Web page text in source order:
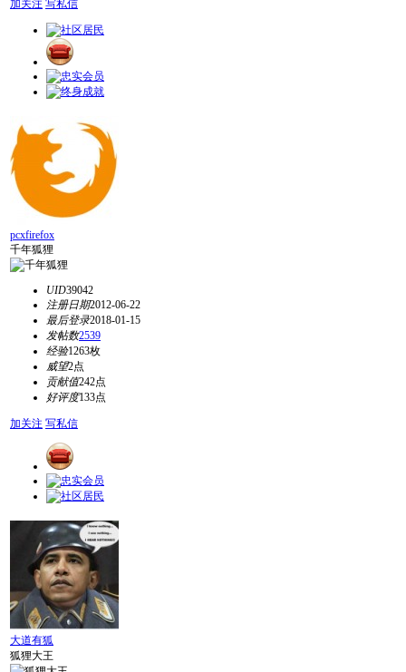
加关注 写私信
pcxfirefox
千年狐狸
UID39042
注册日期2012-06-22
最后登录2018-01-15
发帖数2539
经验1263枚
威望2点
贡献值242点
好评度133点
加关注 写私信
大道有狐
狐狸大王